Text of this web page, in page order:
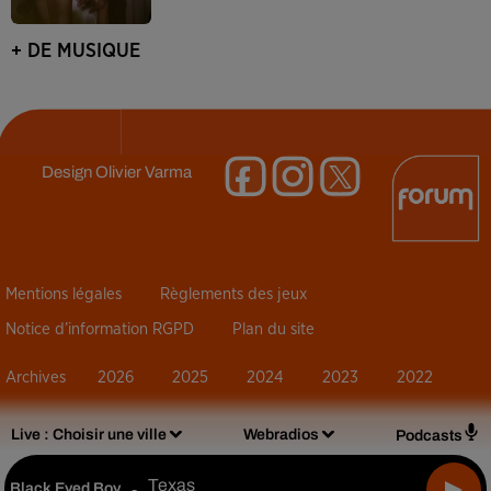
Live : Choisir une ville Webradios Podcasts
Texas
+ DE MUSIQUE
DesignOlivier Varma
Mentions légales Règlements des jeux
Notice d’information RGPD Plan du site
Archives 2026 2025 2024 2023 2022